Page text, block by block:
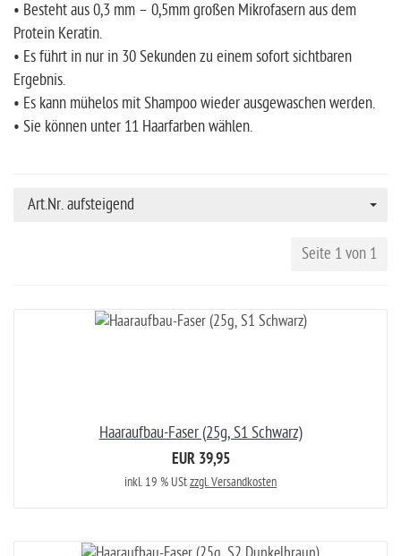
• Besteht aus 0,3 mm – 0,5mm großen Mikrofasern aus dem
Protein Keratin.
• Es führt in nur in 30 Sekunden zu einem sofort sichtbaren
Ergebnis.
• Es kann mühelos mit Shampoo wieder ausgewaschen werden.
• Sie können unter 11 Haarfarben wählen.
Art.Nr. aufsteigend
Seite 1 von 1
Haaraufbau-Faser (25g, S1 Schwarz)
EUR 39,95
inkl. 19 % UStzzgl. Versandkosten